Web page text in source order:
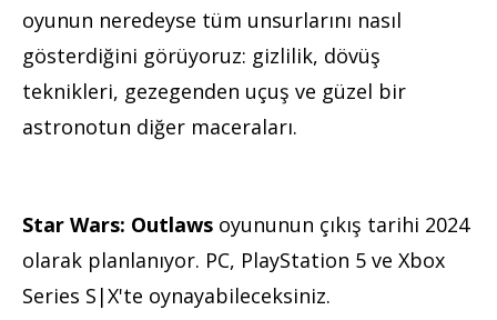
oyunun neredeyse tüm unsurlarını nasıl
gösterdiğini görüyoruz: gizlilik, dövüş
teknikleri, gezegenden uçuş ve güzel bir
astronotun diğer maceraları.
Star Wars: Outlaws oyununun çıkış tarihi 2024
olarak planlanıyor. PC, PlayStation 5 ve Xbox
Series S|X'te oynayabileceksiniz.